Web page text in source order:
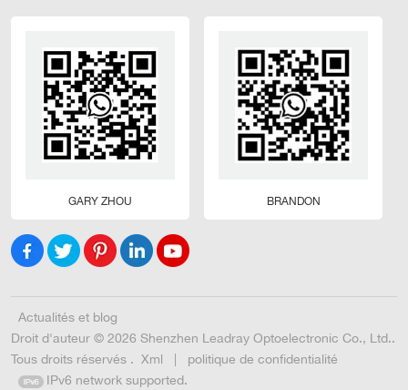
GARY ZHOU BRANDON
Actualités et blog
Droit d'auteur © 2026 Shenzhen Leadray Optoelectronic Co., Ltd..
Tous droits réservés . Xml |
politique de confidentialité
IPv6 network supported.